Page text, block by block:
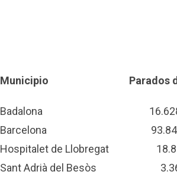
Municipio Parados
Badalona 16.628
Barcelona 93.842
Hospitalet de Llobregat
Sant Adrià del Besòs